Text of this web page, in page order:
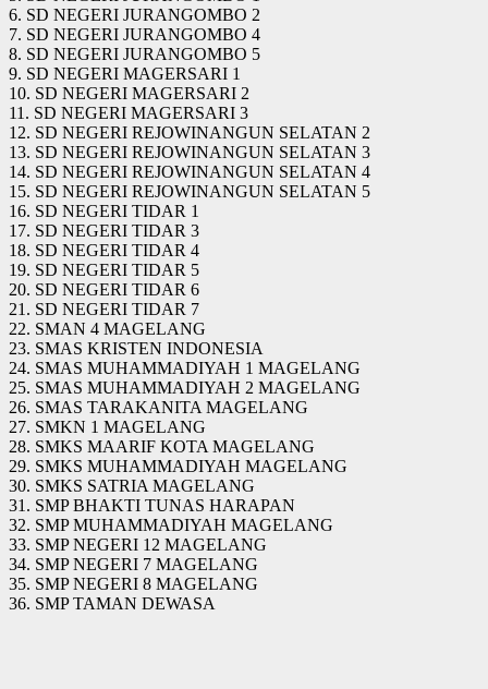
6. SD NEGERI JURANGOMBO 2
7. SD NEGERI JURANGOMBO 4
8. SD NEGERI JURANGOMBO 5
9. SD NEGERI MAGERSARI 1
10. SD NEGERI MAGERSARI 2
11. SD NEGERI MAGERSARI 3
12. SD NEGERI REJOWINANGUN SELATAN 2
13. SD NEGERI REJOWINANGUN SELATAN 3
14. SD NEGERI REJOWINANGUN SELATAN 4
15. SD NEGERI REJOWINANGUN SELATAN 5
16. SD NEGERI TIDAR 1
17. SD NEGERI TIDAR 3
18. SD NEGERI TIDAR 4
19. SD NEGERI TIDAR 5
20. SD NEGERI TIDAR 6
21. SD NEGERI TIDAR 7
22. SMAN 4 MAGELANG
23. SMAS KRISTEN INDONESIA
24. SMAS MUHAMMADIYAH 1 MAGELANG
25. SMAS MUHAMMADIYAH 2 MAGELANG
26. SMAS TARAKANITA MAGELANG
27. SMKN 1 MAGELANG
28. SMKS MAARIF KOTA MAGELANG
29. SMKS MUHAMMADIYAH MAGELANG
30. SMKS SATRIA MAGELANG
31. SMP BHAKTI TUNAS HARAPAN
32. SMP MUHAMMADIYAH MAGELANG
33. SMP NEGERI 12 MAGELANG
34. SMP NEGERI 7 MAGELANG
35. SMP NEGERI 8 MAGELANG
36. SMP TAMAN DEWASA